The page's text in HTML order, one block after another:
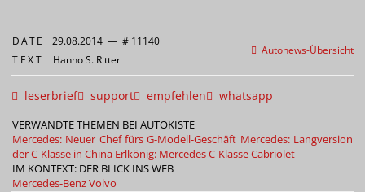
Autonews-Übersicht
DATE 29.08.2014 — # 11140
TEXT Hanno S. Ritter
leserbrief support empfehlen whatsapp
VERWANDTE THEMEN BEI AUTOKISTE
Mercedes: Neuer Chef fürs G-Modell-Geschäft Mercedes: Langversion
der C-Klasse in China Erlkönig: Mercedes C-Klasse Cabriolet
IM KONTEXT: DER BLICK INS WEB
Mercedes-BenzVolvo